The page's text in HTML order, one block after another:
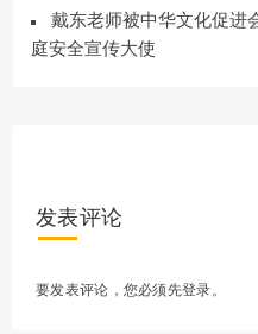
戴东老师被中华文化促进
庭安全宣传大使
发表评论
要发表评论，您必须先登录 。